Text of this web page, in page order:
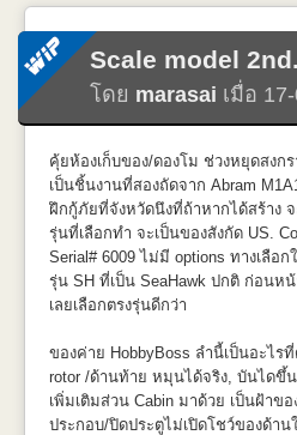
เป็นงานที่ทำค้างไว้ตั้งแต่ปี 2019 (ดูจ
ก็ค่อยๆขัด แม้จะเป็น HG1/144 แต่
ออกตัดกันเหมือน Titan เลยไม่รีรอ
ใช้ได้ ไม่รู้ทำทำไม อยากให้มันคมล
จึดที่บังพ่นเพื่อให้เหมือนในAnimeอย่
กาวออก บางจุดก็ขี้เกียจบังพ่น เอาสี
Psychoframe ดีที่กล่องนี้เป็นพลาสติ
ซึ่งยังคิดไม่ตกว่าถ้าทำสีจริงๆจะพ่นยั
ทำตัวอื่น รวมถึง MG ท้ายสุดก็ได้เพื่
ผมชอบบ่นว่า ติสท์ เหลือเกิน ) ติดเส
Mr.Color ว่าดีกว่าตัวอื่นๆเพราะโอก
เสร็จปิดงานถ่ายรูป จัดท่าสนุกๆ
Scale model
โดย marasai เมื่อ
คุ้ยห้องเก็บของ/ดองโม ช่วงหยุดสงก
เป็นชิ้นงานที่สองถัดจาก Abram
ฝึกกู้ภัยที่จังหวัดนึงที่ถ้าหากได้สร้าง
รุ่นที่เลือกทำ จะเป็นของสังกัด US.
Serial# 6009 ไม่มี options ทางเลือ
รุ่น SH ที่เป็น SeaHawk ปกติ ก่อนห
เลยเลือกตรงรุ่นดีกว่า
ของค่าย HobbyBoss ลำนี้เป็นอะไร
rotor /ด้านท้าย หมุนได้จริง, บันไดขึ้
เพิ่มเติมส่วน Cabin มาด้วย เป็นฝ้าข
ประกอบ/ปิดประตูไม่เปิดโชว์ของด้า